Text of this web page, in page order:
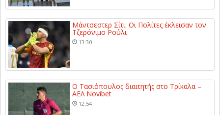
Μάντσεστερ Σίτι: Οι Πολίτες έκλεισαν τον
Τζερόνιμο Ρούλι
13:30
Ο Τασιόπουλος διαιτητής στο Τρίκαλα –
ΑΕΛ Novibet
12:54